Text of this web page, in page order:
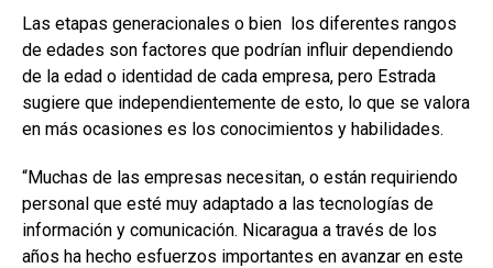
Las etapas generacionales o bien los diferentes rangos
de edades son factores que podrían influir dependiendo
de la edad o identidad de cada empresa, pero Estrada
sugiere que independientemente de esto, lo que se valora
en más ocasiones es los conocimientos y habilidades.
“Muchas de las empresas necesitan, o están requiriendo
personal que esté muy adaptado a las tecnologías de
información y comunicación. Nicaragua a través de los
años ha hecho esfuerzos importantes en avanzar en este